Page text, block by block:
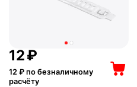
‍12‍₽
12 ₽ по безналичному
расчёту